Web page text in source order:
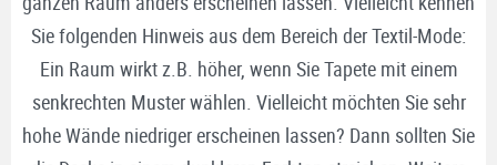
Sie folgenden Hinweis aus dem Bereich der Textil-Mode:
Ein Raum wirkt z.B. höher, wenn Sie Tapete mit einem
senkrechten Muster wählen. Vielleicht möchten Sie sehr
hohe Wände niedriger erscheinen lassen? Dann sollten Sie